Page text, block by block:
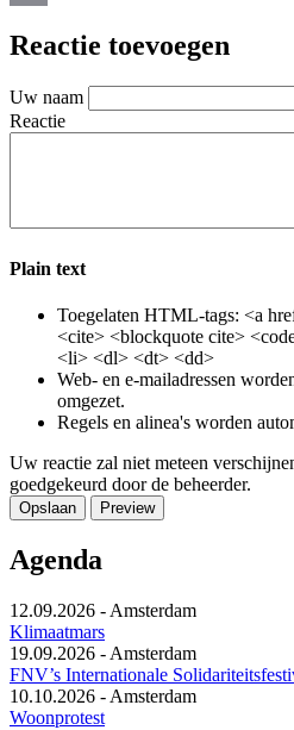
Reactie toevoegen
Uw naam
Reactie
Plain text
Toegelaten HTML-tags: <a
<cite> <blockquote cite>
<li> <dl> <dt> <dd>
Web- en e-mailadressen
omgezet.
Regels en alinea's worden
Uw reactie zal niet meteen
goedgekeurd door de beheerder.
Agenda
12.09.2026 - Amsterdam
Klimaatmars
19.09.2026 - Amsterdam
FNV’s Internationale
10.10.2026 - Amsterdam
Woonprotest